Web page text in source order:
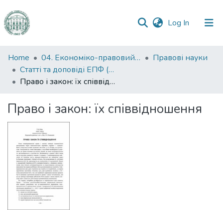
Log In (current)
Communities
&
Collections
Statistics
Home 04. Економіко-правовий факультет
Правові науки
Статті та доповіді ЕПФ (Правові науки)
Право і закон: їх співвідношення
Право і закон: їх співвідношення